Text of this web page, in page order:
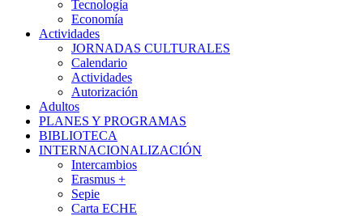
Tecnología
Economía
Actividades
JORNADAS CULTURALES
Calendario
Actividades
Autorización
Adultos
PLANES Y PROGRAMAS
BIBLIOTECA
INTERNACIONALIZACIÓN
Intercambios
Erasmus +
Sepie
Carta ECHE